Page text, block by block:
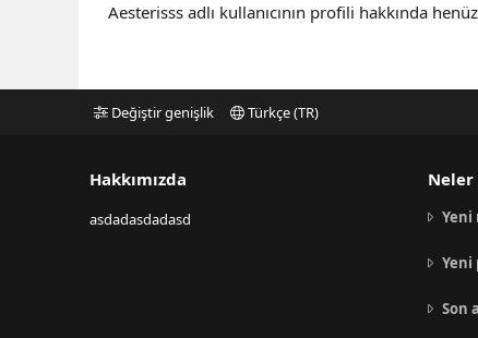
Aesterisss adlı kullanıcının profili hakkında
Değiştir genişlik Türkçe (TR)
Hakkımızda
asdadasdadasd
Neler
Yeni
Yeni
Son